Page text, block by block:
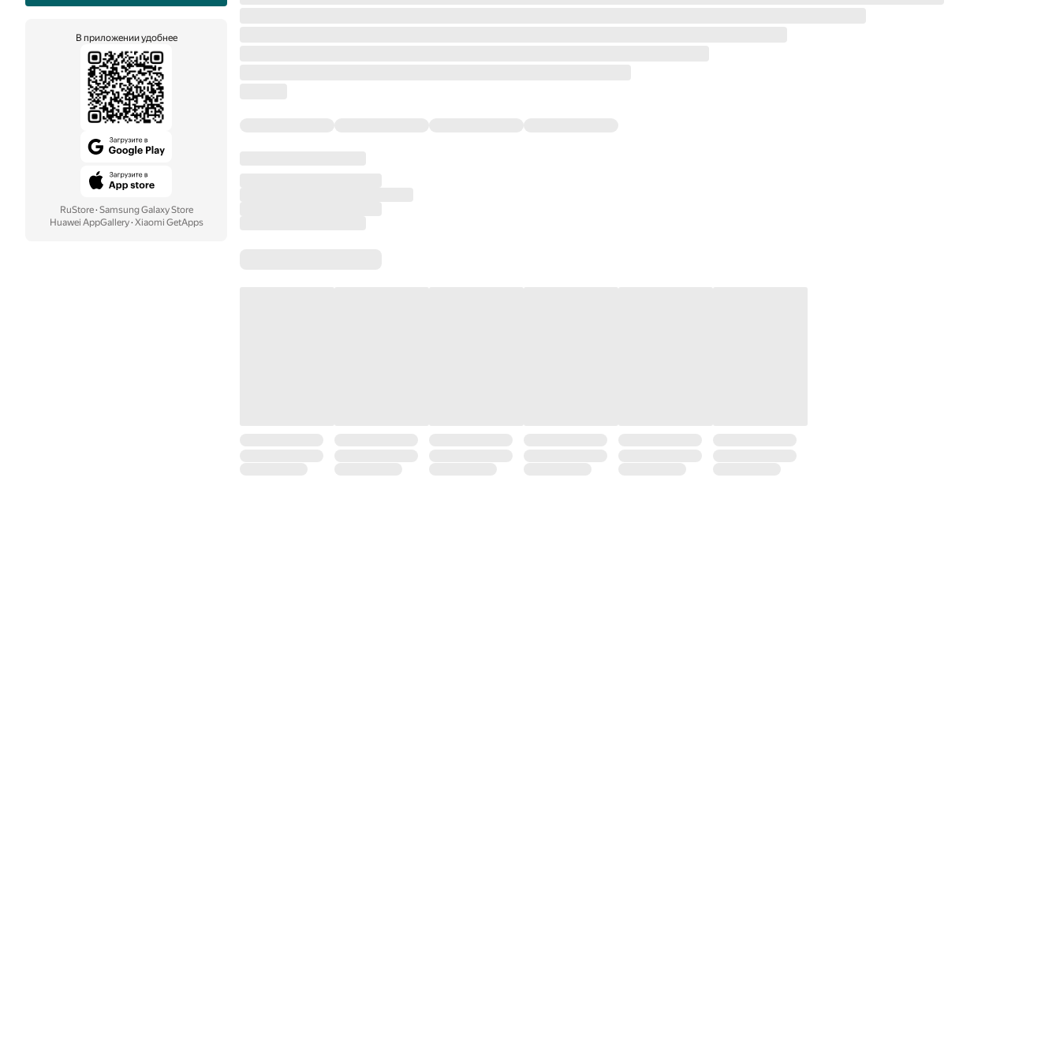
В приложении удобнее
RuStore· Samsung Galaxy Store
Huawei AppGallery· Xiaomi GetApps